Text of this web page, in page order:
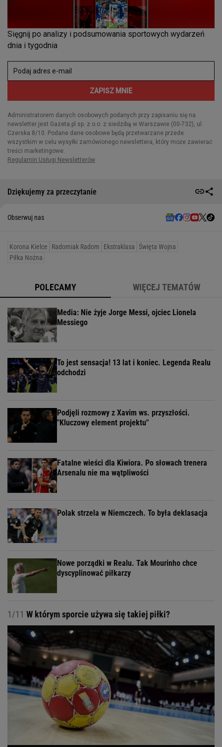
Dziękujemy za przeczytanie
Obserwuj nas
Korona Kielce Radomiak Radom Ekstraklasa Święta Wojna
Piłka Nożna
POLECAMY WIĘCEJ TEMATÓW
Media: Nie żyje Jorge Messi, ojciec Lionela
Messiego
To jest sensacja! 13 lat i koniec. Legenda Realu
odchodzi
Podjęli rozmowy z Xavim ws. przyszłości.
"Kluczowy element projektu"
Fatalne wieści dla Kiwiora. Po słowach trenera
Arsenalu nie ma wątpliwości
Polak strzela w Niemczech. To była deklasacja
Nowe porządki w Realu. Tak Mourinho chce
dyscyplinować piłkarzy
1/11 W którym sporcie używa się takiej piłki?